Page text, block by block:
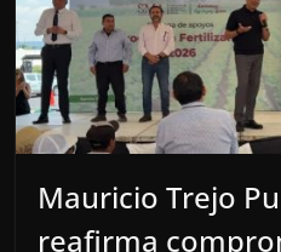
Mauricio Trejo
reafirma